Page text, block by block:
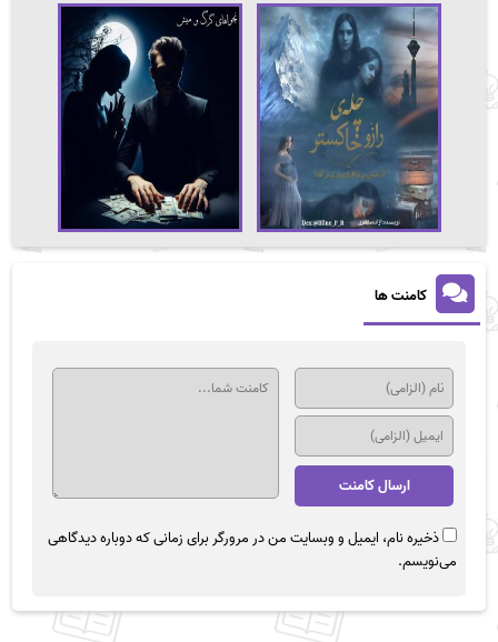
کامنت ها
ذخیره نام، ایمیل و وبسایت من در مرورگر برای زمانی که دوباره دیدگاهی
می‌نویسم.